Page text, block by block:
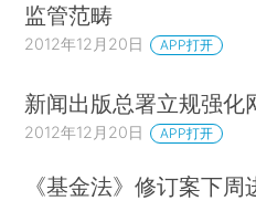
监管范畴
2012年12月20日 APP打开
新闻出版总署立规强化
2012年12月20日 APP打开
《基金法》修订案下周